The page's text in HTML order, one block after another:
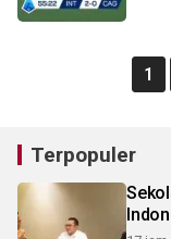
1
Terpopuler